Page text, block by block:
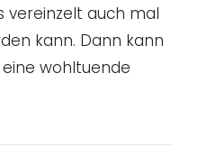
vereinzelt auch mal
kann. Dann kann
wohltuende